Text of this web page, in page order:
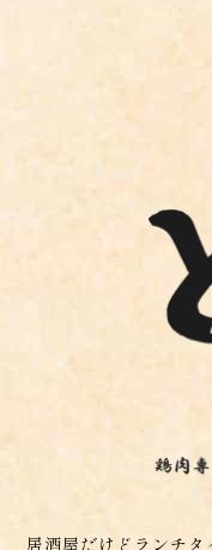
居酒屋だけどランチ